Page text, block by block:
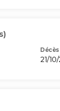
Décès
21/